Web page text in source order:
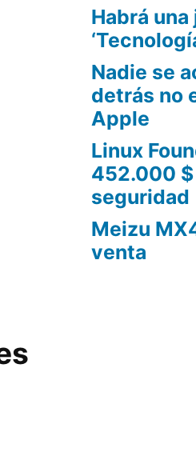
Habrá
Nadie se
detrás no
Apple
Linux
452.000
seguridad
Meizu
venta